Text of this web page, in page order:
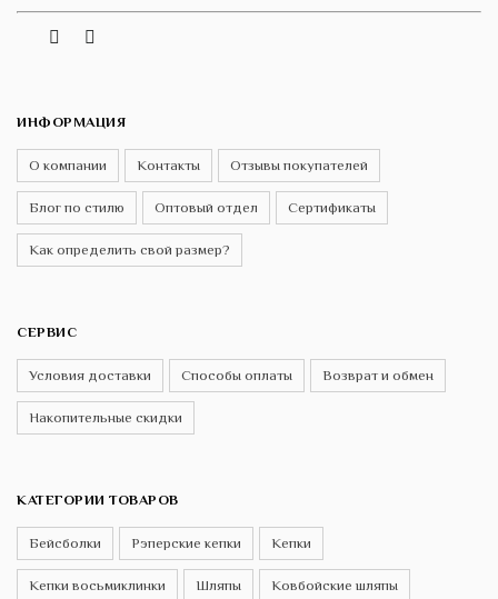
Telegram
ИНФОРМАЦИЯ
О компании Контакты Отзывы покупателей
Блог по стилю Оптовый отдел Сертификаты
Как определить свой размер?
СЕРВИС
Условия доставки Способы оплаты Возврат и обмен
Накопительные скидки
КАТЕГОРИИ ТОВАРОВ
Бейсболки Рэперские кепки Кепки
Кепки восьмиклинки Шляпы Ковбойские шляпы